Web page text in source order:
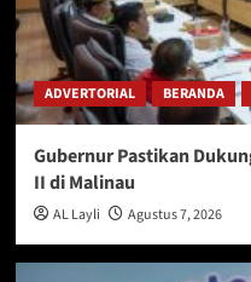
ADVERTORIAL BERANDA
Gubernur Pastikan
II di Malinau
AL Layli Agustus 7, 2026